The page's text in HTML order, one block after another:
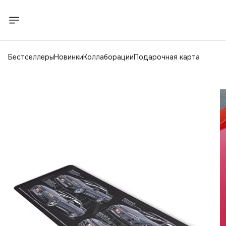
БестселлерыНовинкиКоллаборацииПодарочная карта